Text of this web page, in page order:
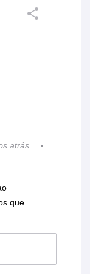
atrás
que